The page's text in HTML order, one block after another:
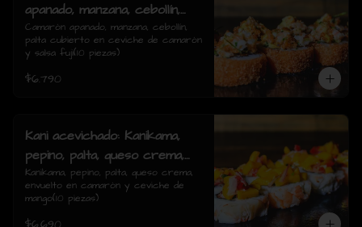
apanado, manzana, cebollín,
palta cubierto en ceviche de
camarón y salsa fuji(10
Camarón apanado, manzana, cebollín,
palta cubierto en ceviche de camarón
y salsa fuji(10 piezas)
$6.790
Kani acevichado: Kanikama,
pepino, palta, queso crema,
envuelto en camarón y
ceviche de mango(10 piezas)
Kanikama, pepino, palta, queso crema,
envuelto en camarón y ceviche de
mango(10 piezas)